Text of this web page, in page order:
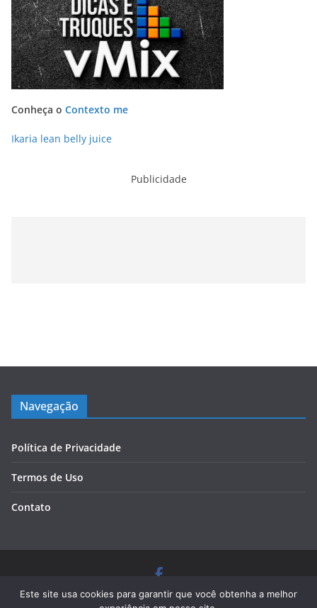
Conheça o Contexto me
Ikaria lean belly juice
Publicidade
Navegação
Política de Privacidade
Termos de Uso
Contato
Copyright © 2026 Blog Cursos de Qualidade. Todos os
Este site usa cookies para garantir que você obtenha a melhor